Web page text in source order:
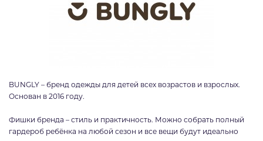
BUNGLY – бренд одежды для детей всех возрастов и взрослых.
Основан в 2016 году.
Фишки бренда – стиль и практичность. Можно собрать полный
гардероб ребёнка на любой сезон и все вещи будут идеально